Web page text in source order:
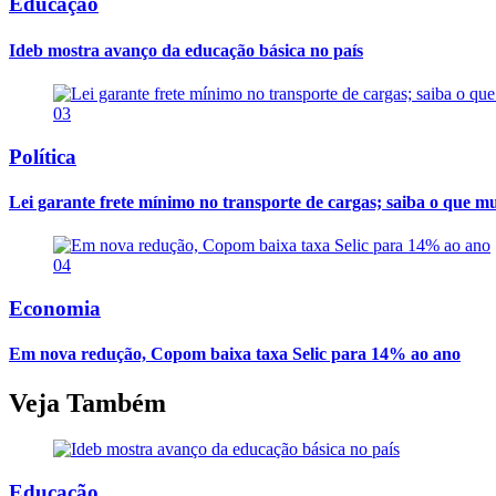
Ideb mostra avanço da educação básica no país
03
Política
Lei garante frete mínimo no transporte de cargas; saiba o que
04
Economia
Em nova redução, Copom baixa taxa Selic para 14% ao ano
Veja Também